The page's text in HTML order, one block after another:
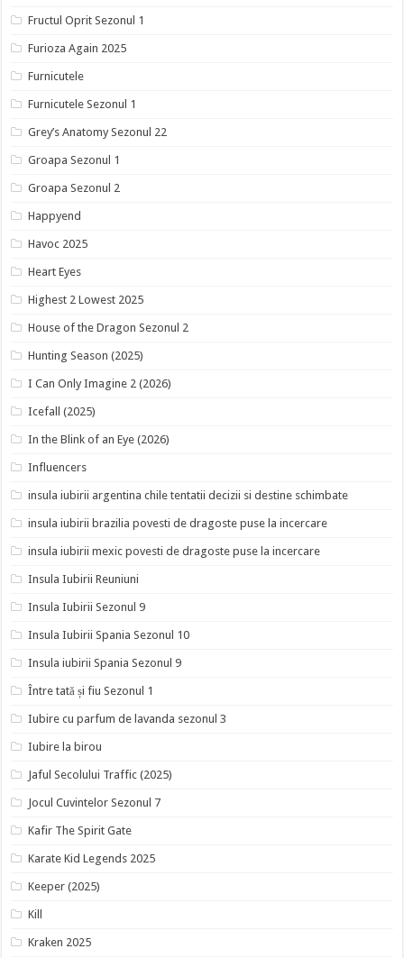
Fructul Oprit Sezonul 1
Furioza Again 2025
Furnicutele
Furnicutele Sezonul 1
Grey’s Anatomy Sezonul 22
Groapa Sezonul 1
Groapa Sezonul 2
Happyend
Havoc 2025
Heart Eyes
Highest 2 Lowest 2025
House of the Dragon Sezonul 2
Hunting Season (2025)
I Can Only Imagine 2 (2026)
Icefall (2025)
In the Blink of an Eye (2026)
Influencers
insula iubirii argentina chile tentatii decizii si destine schimbate
insula iubirii brazilia povesti de dragoste puse la incercare
insula iubirii mexic povesti de dragoste puse la incercare
Insula Iubirii Reuniuni
Insula Iubirii Sezonul 9
Insula Iubirii Spania Sezonul 10
Insula iubirii Spania Sezonul 9
Între tată și fiu Sezonul 1
Iubire cu parfum de lavanda sezonul 3
Iubire la birou
Jaful Secolului Traffic (2025)
Jocul Cuvintelor Sezonul 7
Kafir The Spirit Gate
Karate Kid Legends 2025
Keeper (2025)
Kill
Kraken 2025